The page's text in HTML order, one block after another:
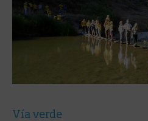
Vía verde